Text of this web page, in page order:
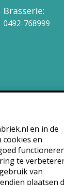
en in de
en
te
van
plaatsen
Brasserie:
0492-768999